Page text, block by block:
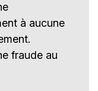
à aucune
fraude au